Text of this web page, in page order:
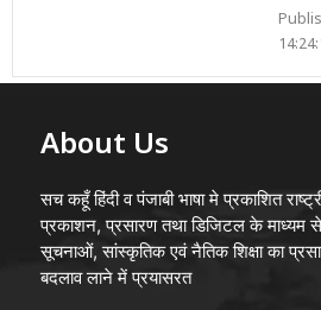
About Us
सच कहूँ हिंदी व पंजाबी भाषा मे प्रकाशित
प्रकाशन, प्रसारण तथा डिजिटल के माध्यम से
सूचनाओं, सांस्कृतिक एवं नैतिक शिक्षा का
बदलाव लाने में प्रयासरत